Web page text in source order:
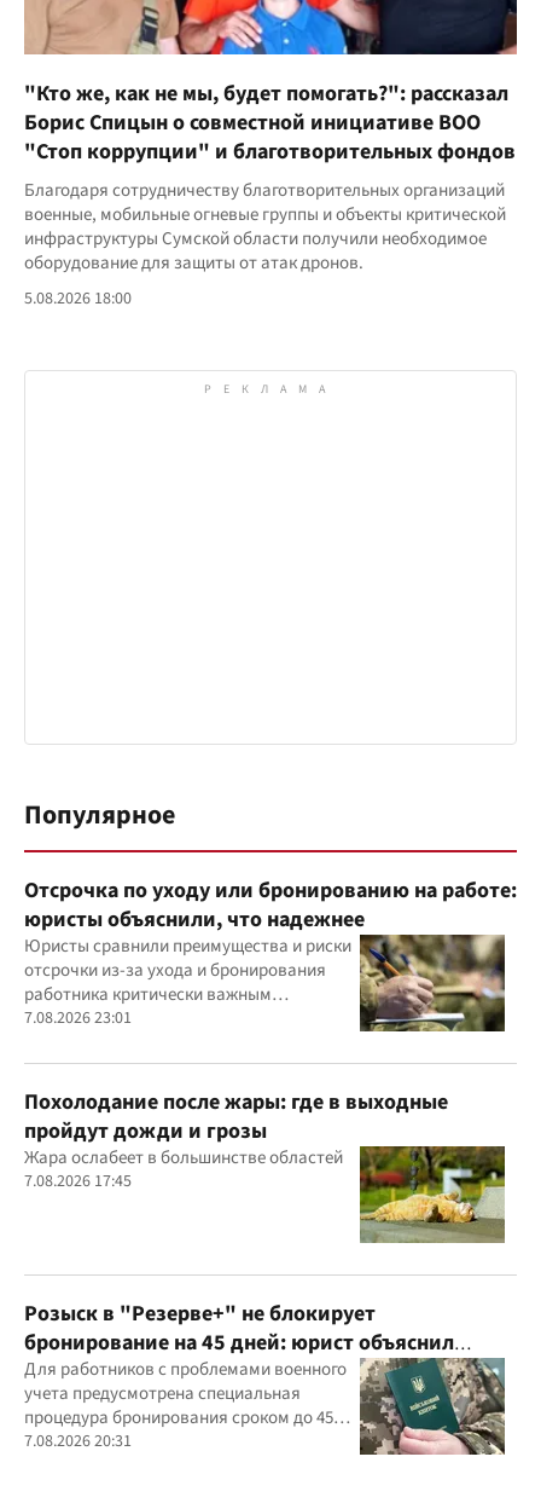
"Кто же, как не мы, будет помогать?": рассказал
Борис Спицын о совместной инициативе ВОО
"Стоп коррупции" и благотворительных фондов
Благодаря сотрудничеству благотворительных организаций
военные, мобильные огневые группы и объекты критической
инфраструктуры Сумской области получили необходимое
оборудование для защиты от атак дронов.
5.08.2026 18:00
Популярное
Отсрочка по уходу или бронированию на работе:
юристы объяснили, что надежнее
Юристы сравнили преимущества и риски
отсрочки из-за ухода и бронирования
работника критически важным
предприятием
7.08.2026 23:01
Похолодание после жары: где в выходные
пройдут дожди и грозы
Жара ослабеет в большинстве областей
7.08.2026 17:45
Розыск в "Резерве+" не блокирует
бронирование на 45 дней: юрист объяснил
важный нюанс
Для работников с проблемами военного
учета предусмотрена специальная
процедура бронирования сроком до 45
дней
7.08.2026 20:31